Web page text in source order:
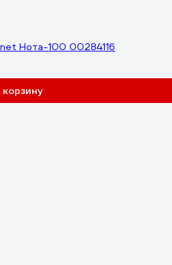
Нота-100 00284116
корзину